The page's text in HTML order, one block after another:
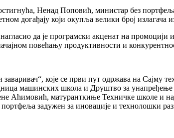
Ненад Поповић, министар без
догађају који окупља велики број излагача
да је програмски акценат на промоцији
повећању продуктивности и
које се први пут одржава на Сајму
машинских школа и Друштво за
Аћимовић, матуранткиње Техничке школе и
задужен за иновације и технолошки